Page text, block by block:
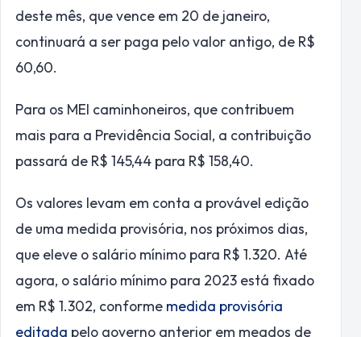
deste mês, que vence em 20 de janeiro,
continuará a ser paga pelo valor antigo, de R$
60,60.
Para os MEI caminhoneiros, que contribuem
mais para a Previdência Social, a contribuição
passará de R$ 145,44 para R$ 158,40.
Os valores levam em conta a provável edição
de uma medida provisória, nos próximos dias,
que eleve o salário mínimo para R$ 1.320. Até
agora, o salário mínimo para 2023 está fixado
em R$ 1.302, conforme medida provisória
editada pelo governo anterior em meados de